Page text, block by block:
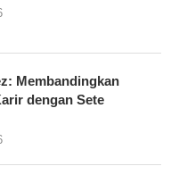
Membandingkan
dengan Sete